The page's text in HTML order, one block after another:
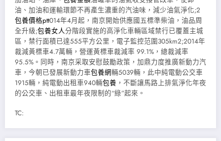
油、加油和運輸環節不再產生濃重的汽油味，減少油氣淨化;2
包養價格ptt014年4月起，南京開始供應國五標準柴油，油品周
全升級;包養女人分階段實施的高淨化車輛區域禁行已覆蓋主城
區，禁行面積已達555平方公里，電子監控范圍305km2;2014年
裁減黃標車4.7萬輛，營運黃標車裁減率 99.1%，總裁減率
95.5%。同時，南京采取安慰鼓勵政策，加鼎力度推廣新動力汽
車，今朝已發展新動力車包養網輛5039輛，此中純電動公交車
1915輛，純電動出租車940輛包養 ，不斷讓馬路上排氣淨化年夜
的公交車、出租車最年夜限制的“綠”起來。
TC: